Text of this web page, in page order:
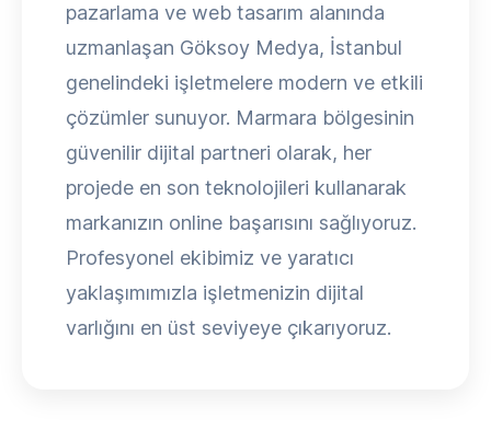
pazarlama ve web tasarım alanında
uzmanlaşan Göksoy Medya, İstanbul
genelindeki işletmelere modern ve etkili
çözümler sunuyor. Marmara bölgesinin
güvenilir dijital partneri olarak, her
projede en son teknolojileri kullanarak
markanızın online başarısını sağlıyoruz.
Profesyonel ekibimiz ve yaratıcı
yaklaşımımızla işletmenizin dijital
varlığını en üst seviyeye çıkarıyoruz.